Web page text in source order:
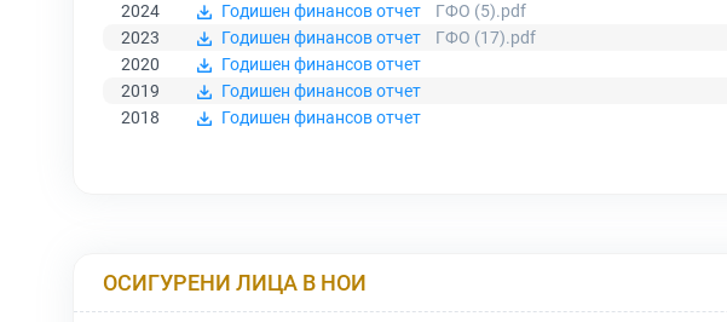
2024
Годишен финансов отчет
ГФО (5).pdf
2023
Годишен финансов отчет
ГФО (17).pdf
2020
Годишен финансов отчет
2019
Годишен финансов отчет
2018
Годишен финансов отчет
ОСИГУРЕНИ ЛИЦА В НОИ